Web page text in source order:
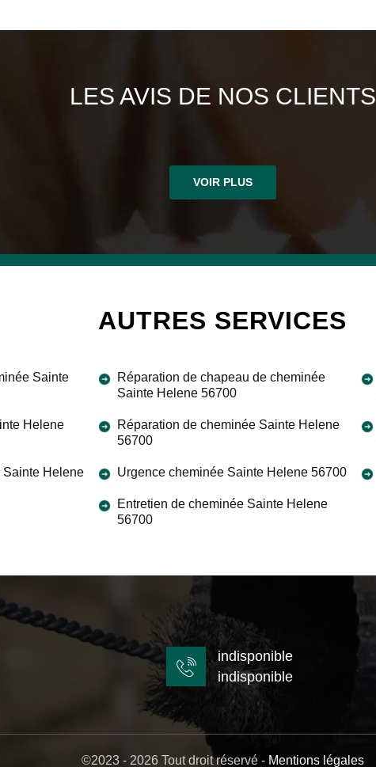
LES AVIS DE NOS CLIENTS
VOIR PLUS
AUTRES SERVICES
Sainte
Helene
Sainte Helene
Réparation de chapeau de cheminée
Sainte Helene 56700
Réparation de cheminée Sainte Helene
56700
Urgence cheminée Sainte Helene 56700
Entretien de cheminée Sainte Helene
56700
indisponible
indisponible
©2023 - 2026 Tout droit réservé - Mentions légales